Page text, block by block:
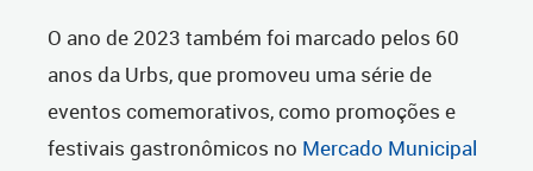
O ano de 2023 também foi marcado pelos 60
anos da Urbs, que promoveu uma série de
eventos comemorativos, como promoções e
festivais gastronômicos no Mercado Municipal